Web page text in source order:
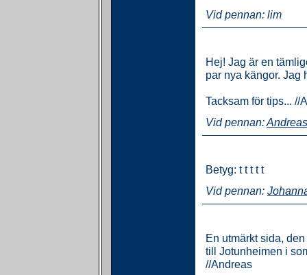
Vid pennan: lim
Hej! Jag är en
par nya kängor. Jag
Tacksam för tips... //
Vid pennan:Andreas
Betyg: t t t t t
Vid pennan:
En utmärkt sida,
till Jotunheimen i
//Andreas